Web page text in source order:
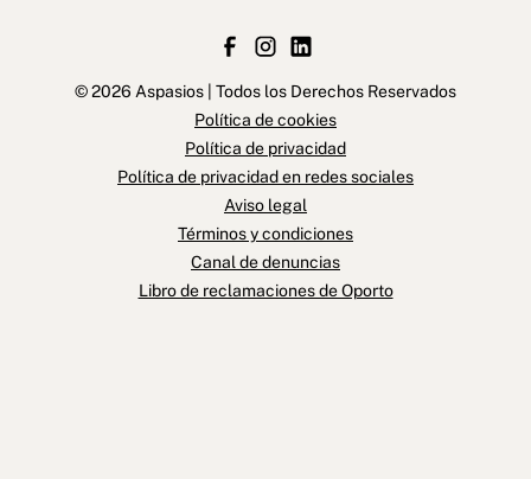
© 2026 Aspasios | Todos los Derechos Reservados
Política de cookies
Política de privacidad
Política de privacidad en redes sociales
Aviso legal
Términos y condiciones
Canal de denuncias
Libro de reclamaciones de Oporto